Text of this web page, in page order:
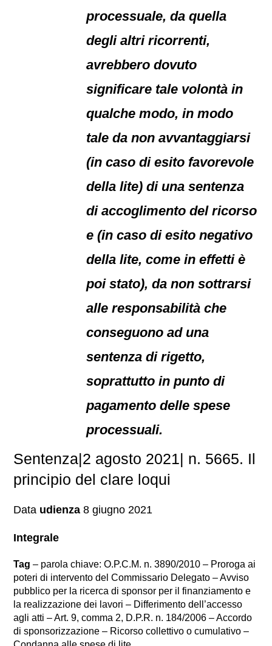
processuale, da quella
degli altri ricorrenti,
avrebbero dovuto
significare tale volontà in
qualche modo, in modo
tale da non avvantaggiarsi
(in caso di esito favorevole
della lite) di una sentenza
di accoglimento del ricorso
e (in caso di esito negativo
della lite, come in effetti è
poi stato), da non sottrarsi
alle responsabilità che
conseguono ad una
sentenza di rigetto,
soprattutto in punto di
pagamento delle spese
processuali.
Sentenza|2 agosto 2021| n. 5665. Il
principio del clare loqui
Data udienza 8 giugno 2021
Integrale
Tag – parola chiave: O.P.C.M. n. 3890/2010 – Proroga ai
poteri di intervento del Commissario Delegato – Avviso
pubblico per la ricerca di sponsor per il finanziamento e
la realizzazione dei lavori – Differimento dell’accesso
agli atti – Art. 9, comma 2, D.P.R. n. 184/2006 – Accordo
di sponsorizzazione – Ricorso collettivo o cumulativo –